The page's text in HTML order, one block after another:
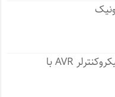
دانلود کتاب 11 پروژه میکروکنترلر AVR با